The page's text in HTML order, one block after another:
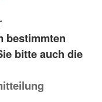
bestimmten
bitte auch die